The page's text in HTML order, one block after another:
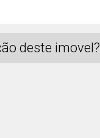
deste imovel?